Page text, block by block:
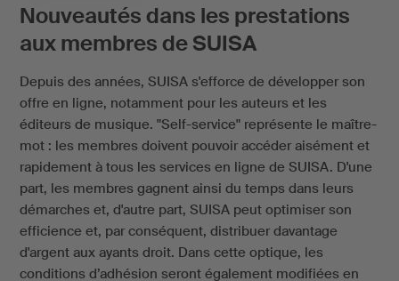
Nouveautés dans les prestations
aux membres de SUISA
Depuis des années, SUISA s'efforce de développer son
offre en ligne, notamment pour les auteurs et les
éditeurs de musique. "Self-service" représente le maître-
mot : les membres doivent pouvoir accéder aisément et
rapidement à tous les services en ligne de SUISA. D'une
part, les membres gagnent ainsi du temps dans leurs
démarches et, d'autre part, SUISA peut optimiser son
efficience et, par conséquent, distribuer davantage
d'argent aux ayants droit. Dans cette optique, les
conditions d’adhésion seront également modifiées en